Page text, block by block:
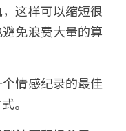
这样可以缩短很
免浪费大量的算
情感纪录的最佳
。